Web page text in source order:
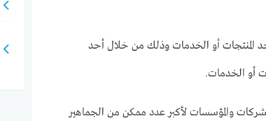
المنتجات أو الخدمات وذلك من خلال أحد
أو الخدمات.
والمؤسسات لأكبر عدد ممكن من الجماهير